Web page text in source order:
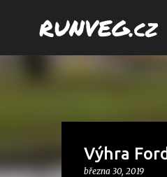
RUNVEG.cz
Výhra Ford
března 30, 2019